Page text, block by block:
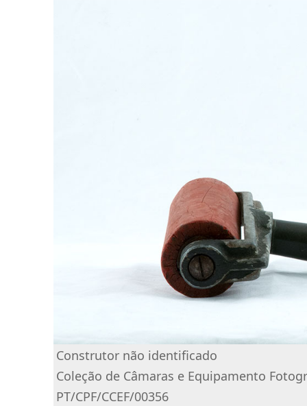
Construtor não identificado
Coleção de Câmaras e Equipamento
PT/CPF/CCEF/00356